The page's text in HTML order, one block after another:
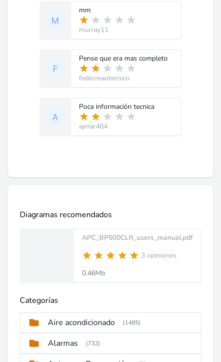
mm
murray11
Pense que era mas completo
fedecreaotecnico
Poca información tecnica
ajmar484
Diagramas recomendados
APC_BP500CLR_users_manual.pdf
3 opiniones
0.46Mb
Categorías
Aire acondicionado (1485)
Alarmas (732)